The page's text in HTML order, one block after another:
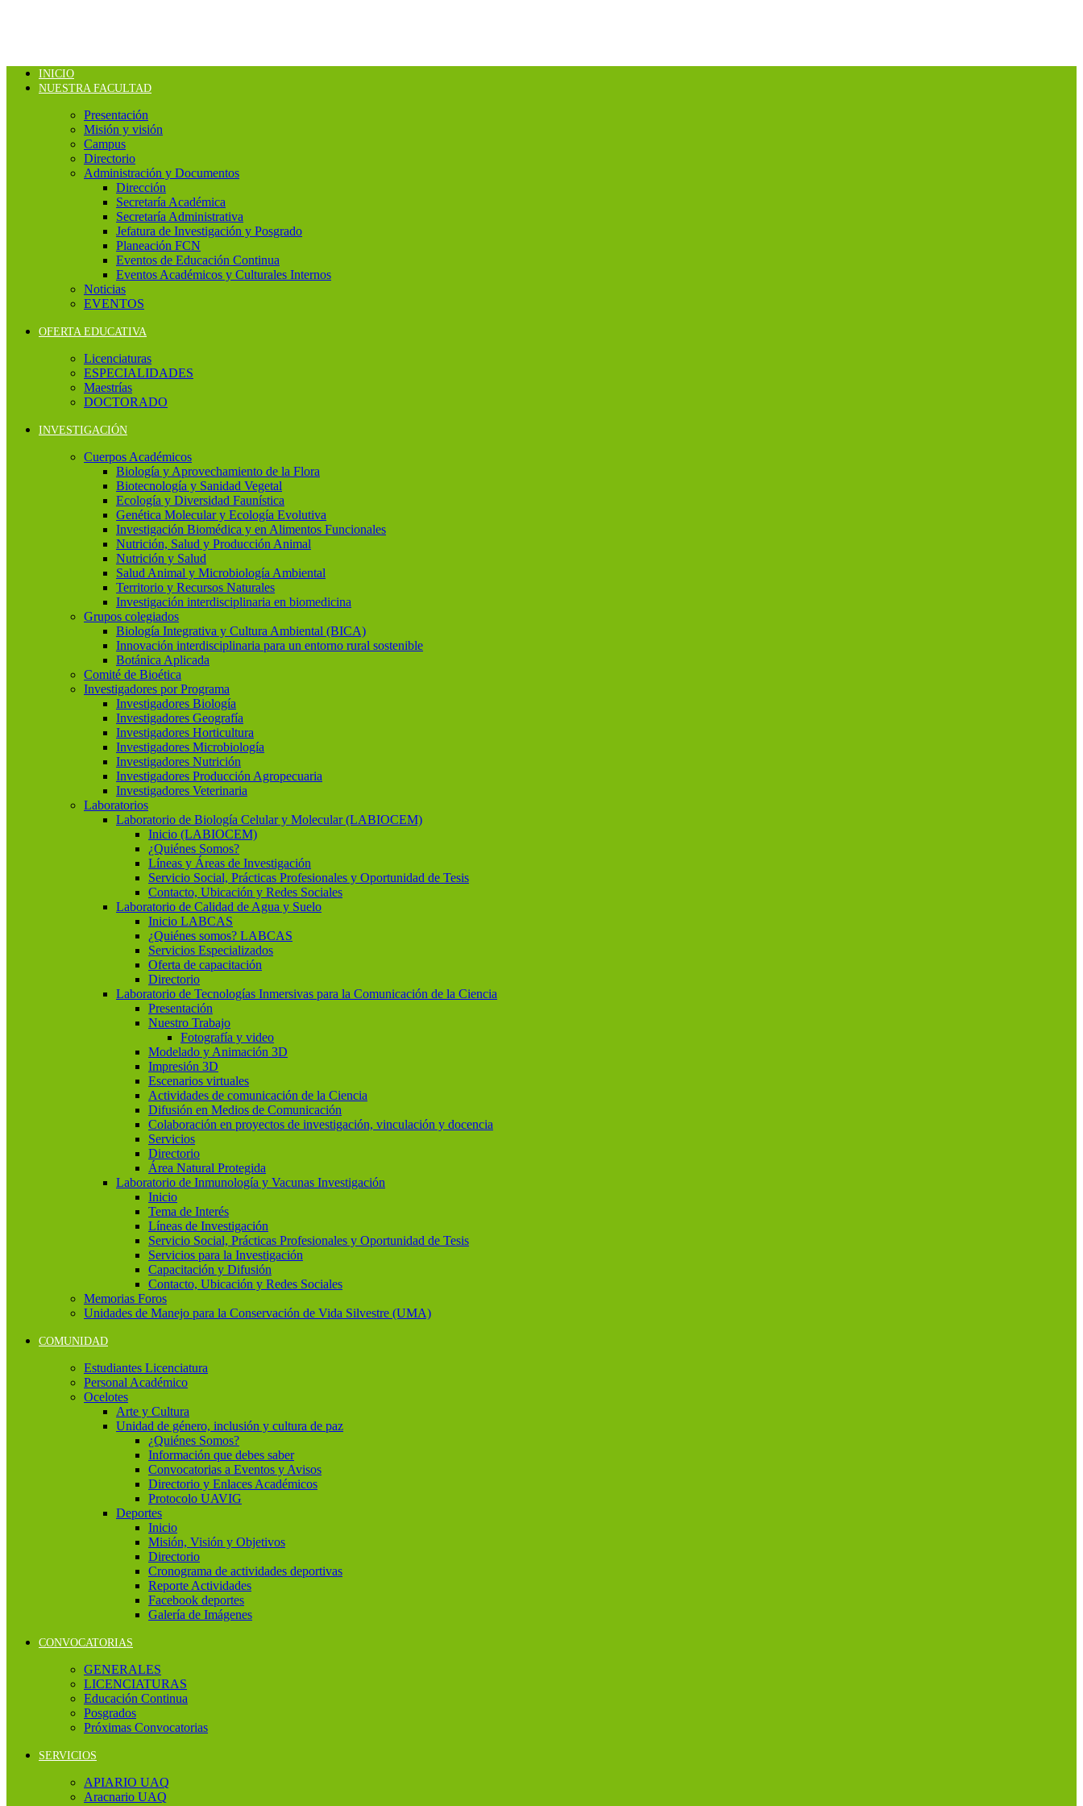
INICIO
NUESTRA FACULTAD
Presentación
Misión y visión
Campus
Directorio
Administración y Documentos
Dirección
Secretaría Académica
Secretaría Administrativa
Jefatura de Investigación y Posgrado
Planeación FCN
Eventos de Educación Continua
Eventos Académicos y Culturales Internos
Noticias
EVENTOS
OFERTA EDUCATIVA
Licenciaturas
ESPECIALIDADES
Maestrías
DOCTORADO
INVESTIGACIÓN
Cuerpos Académicos
Biología y Aprovechamiento de la Flora
Biotecnología y Sanidad Vegetal
Ecología y Diversidad Faunística
Genética Molecular y Ecología Evolutiva
Investigación Biomédica y en Alimentos Funcionales
Nutrición, Salud y Producción Animal
Nutrición y Salud
Salud Animal y Microbiología Ambiental
Territorio y Recursos Naturales
Investigación interdisciplinaria en biomedicina
Grupos colegiados
Biología Integrativa y Cultura Ambiental (BICA)
Innovación interdisciplinaria para un entorno rural sostenible
Botánica Aplicada
Comité de Bioética
Investigadores por Programa
Investigadores Biología
Investigadores Geografía
Investigadores Horticultura
Investigadores Microbiología
Investigadores Nutrición
Investigadores Producción Agropecuaria
Investigadores Veterinaria
Laboratorios
Laboratorio de Biología Celular y Molecular (LABIOCEM)
Inicio (LABIOCEM)
¿Quiénes Somos?
Líneas y Áreas de Investigación
Servicio Social, Prácticas Profesionales y Oportunidad de Tesis
Contacto, Ubicación y Redes Sociales
Laboratorio de Calidad de Agua y Suelo
Inicio LABCAS
¿Quiénes somos? LABCAS
Servicios Especializados
Oferta de capacitación
Directorio
Laboratorio de Tecnologías Inmersivas para la Comunicación de la Ciencia
Presentación
Nuestro Trabajo
Fotografía y video
Modelado y Animación 3D
Impresión 3D
Escenarios virtuales
Actividades de comunicación de la Ciencia
Difusión en Medios de Comunicación
Colaboración en proyectos de investigación, vinculación y docencia
Servicios
Directorio
Área Natural Protegida
Laboratorio de Inmunología y Vacunas Investigación
Inicio
Tema de Interés
Líneas de Investigación
Servicio Social, Prácticas Profesionales y Oportunidad de Tesis
Servicios para la Investigación
Capacitación y Difusión
Contacto, Ubicación y Redes Sociales
Memorias Foros
Unidades de Manejo para la Conservación de Vida Silvestre (UMA)
COMUNIDAD
Estudiantes Licenciatura
Personal Académico
Ocelotes
Arte y Cultura
Unidad de género, inclusión y cultura de paz
¿Quiénes Somos?
Información que debes saber
Convocatorias a Eventos y Avisos
Directorio y Enlaces Académicos
Protocolo UAVIG
Deportes
Inicio
Misión, Visión y Objetivos
Directorio
Cronograma de actividades deportivas
Reporte Actividades
Facebook deportes
Galería de Imágenes
CONVOCATORIAS
GENERALES
LICENCIATURAS
Educación Continua
Posgrados
Próximas Convocatorias
SERVICIOS
APIARIO UAQ
Aracnario UAQ